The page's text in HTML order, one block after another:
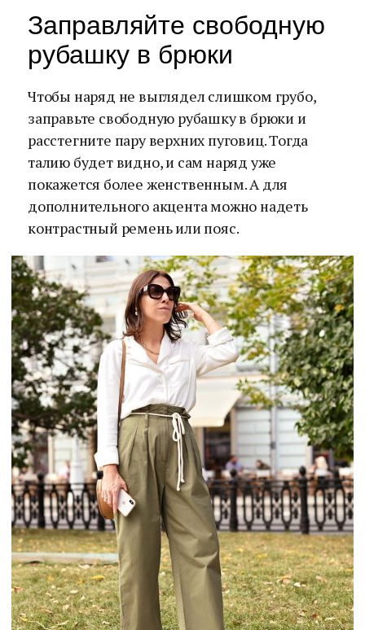
Заправляйте свободную
рубашку в брюки
Чтобы наряд не выглядел слишком грубо,
заправьте свободную рубашку в брюки и
расстегните пару верхних пуговиц. Тогда
талию будет видно, и сам наряд уже
покажется более женственным. А для
дополнительного акцента можно надеть
контрастный ремень или пояс.